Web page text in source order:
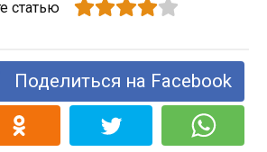
статью
Поделиться на Facebook